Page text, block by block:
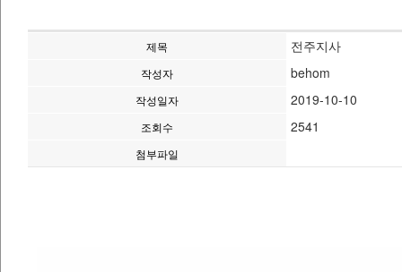
제목 전주지사
작성자 behom
작성일자 2019-10-10
조회수 2541
첨부파일